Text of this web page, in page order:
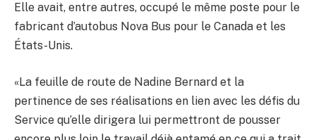
Elle avait, entre autres, occupé le même poste pour le
fabricant d’autobus Nova Bus pour le Canada et les
États-Unis.
«La feuille de route de Nadine Bernard et la
pertinence de ses réalisations en lien avec les défis du
Service qu’elle dirigera lui permettront de pousser